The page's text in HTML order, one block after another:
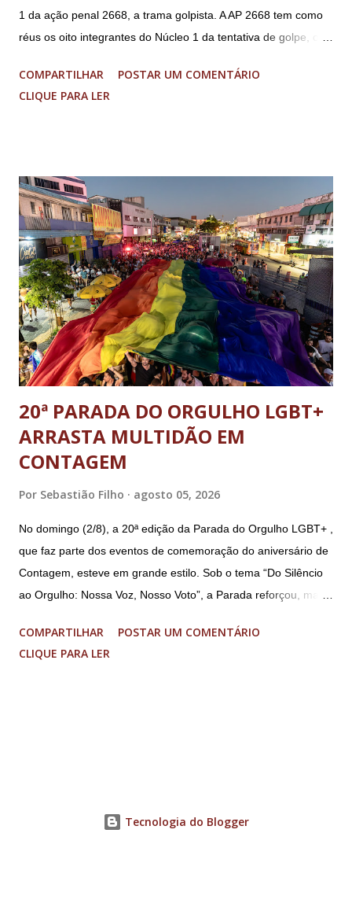
1 da ação penal 2668, a trama golpista. A AP 2668 tem como
réus os oito integrantes do Núcleo 1 da tentativa de golpe, ou
(PGR): o deputado federal Alexandre Ramagem, ex-diretor da
Agência Brasileira de Inteligência (Abin); o almirante Almir
Segurança Institucional (GSI); o tenente-coronel Mauro Cid,
ex-ajudante de ordens de Bolsonaro (réu-colaborador); o ex-
presidente da República Jair Bolsonaro; o general Paulo
Sérgio Nogueira, ex-ministro da Defesa; e o general da
reserva Walter Braga Netto, ex-ministro da Casa Civil e da
Defesa. A acusação envolveu os crimes de tentativa de
abolição violenta do Estado Democrático de Direito, golpe de
E...
COMPARTILHAR
POSTAR UM COMENTÁRIO
CLIQUE PARA LER
20ª PARADA DO ORGULHO LGBT+
ARRASTA MULTIDÃO EM
CONTAGEM
Por Sebastião Filho agosto 05, 2026
No domingo (2/8), a 20ª edição da Parada do Orgulho LGBT+ ,
que faz parte dos eventos de comemoração do aniversário de
Contagem, esteve em grande estilo. Sob o tema “Do Silêncio
ao Orgulho: Nossa Voz, Nosso Voto”, a Parada reforçou, mais
município. A concentração foi na Praça da Glória, que estava
preparada com um palco e contou com diversos shows,
por ser um movimento de resistência, de ocupação das ruas e
COMPARTILHAR
POSTAR UM COMENTÁRIO
CLIQUE PARA LER
Tecnologia do Blogger